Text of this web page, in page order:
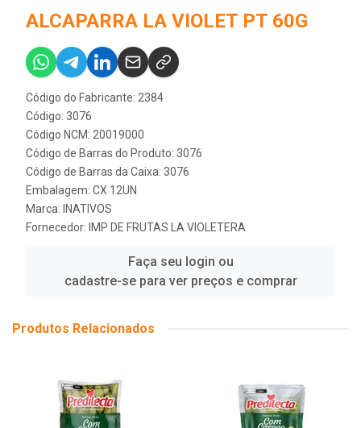
ALCAPARRA LA VIOLET PT 60G
Código do Fabricante: 2384
Código: 3076
Código NCM: 20019000
Código de Barras do Produto: 3076
Código de Barras da Caixa: 3076
Embalagem: CX 12UN
Marca: INATIVOS
Fornecedor: IMP DE FRUTAS LA VIOLETERA
Faça seu login ou
cadastre-se para ver preços e comprar
Produtos Relacionados